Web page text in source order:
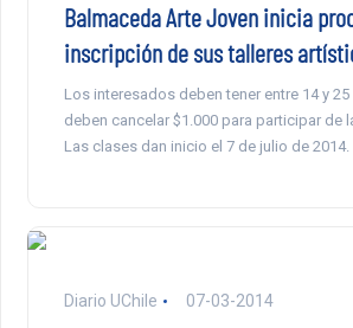
Balmaceda Arte Joven inicia
inscripción de sus talleres
Los interesados deben tener entre 14 y
deben cancelar $1.000 para participar de
Las clases dan inicio el 7 de julio de 2014.
Diario UChile 07-03-2014